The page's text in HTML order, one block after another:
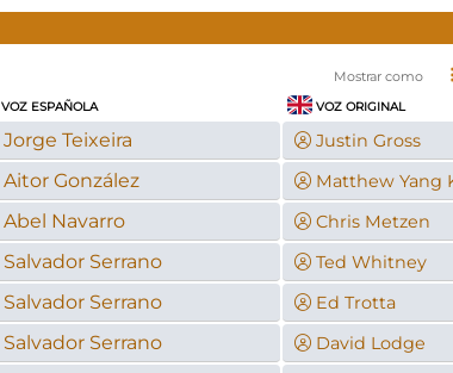
Mostrar como
VOZ ESPAÑOLA VOZ ORIGINAL
Jorge Teixeira Justin Gross
Aitor González Matthew Yang
Abel Navarro Chris Metzen
Salvador Serrano Ted Whitney
Salvador Serrano Ed Trotta
Salvador Serrano David Lodge